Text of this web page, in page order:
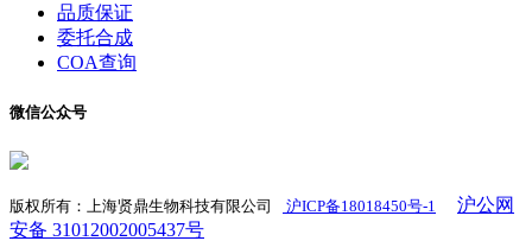
品质保证
委托合成
COA查询
微信公众号
版权所有：上海贤鼎生物科技有限公司 沪ICP备18018450号-1
沪公网
安备 31012002005437号